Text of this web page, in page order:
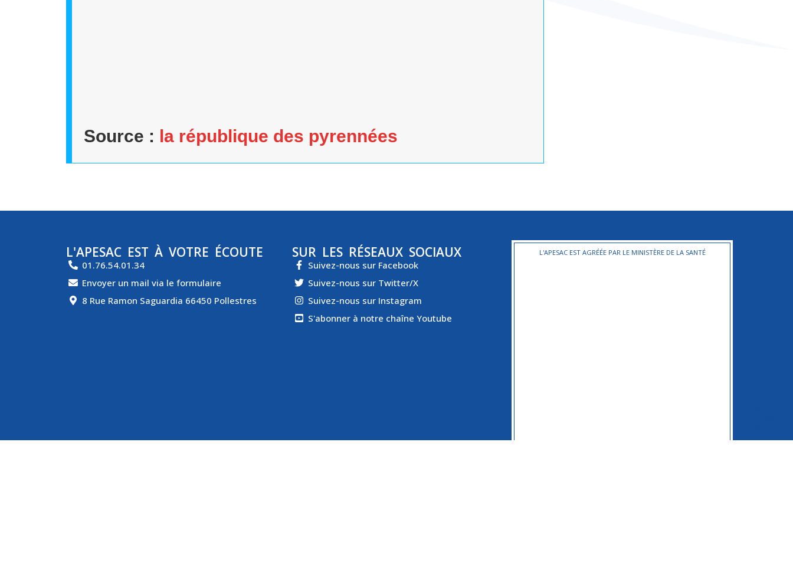
Source : la république des pyrennées
L'APESAC EST À VOTRE ÉCOUTE
01.76.54.01.34
Envoyer un mail via le formulaire
8 Rue Ramon Saguardia 66450 Pollestres
SUR LES RÉSEAUX SOCIAUX
Suivez-nous sur Facebook
Suivez-nous sur Twitter/X
Suivez-nous sur Instagram
S'abonner à notre chaîne Youtube
L'APESAC EST AGRÉÉE PAR LE MINISTÈRE DE LA SANTÉ